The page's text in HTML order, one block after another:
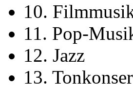
10.
11. Pop-
12. Jazz
13.